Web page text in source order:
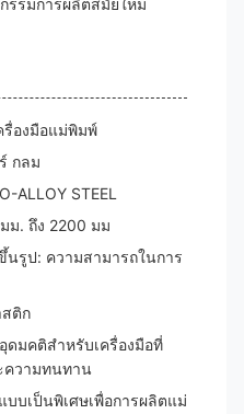
รรมการผลิตสมัยใหม่
รื่องมือแม่พิมพ์
กลม
ALLOY STEEL
ม. ถึง 2200 มม
นรูป: ความสามารถในการ
ติก
ดมคติสำหรับเครื่องมือที่
ความทนทาน
บเป็นพิเศษเพื่อการผลิตแม่